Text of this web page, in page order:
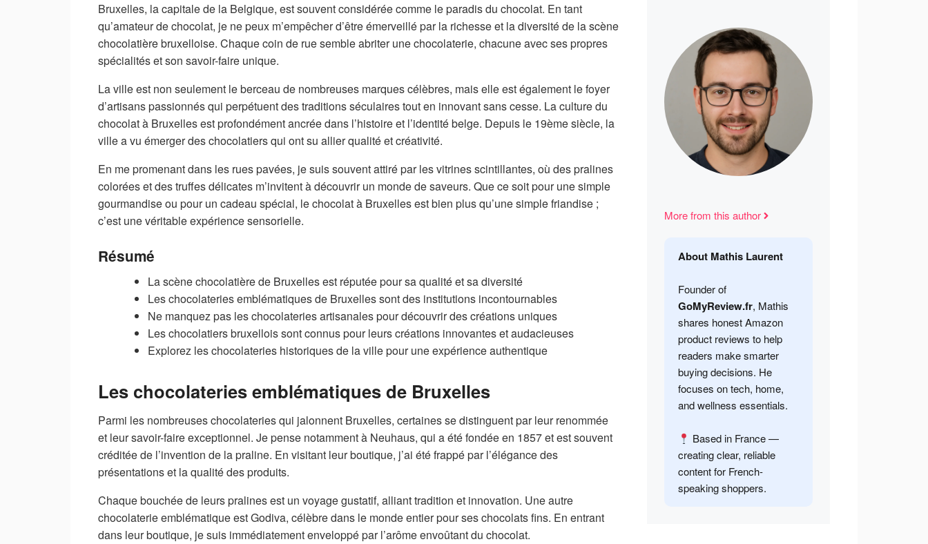
Bruxelles, la capitale de la Belgique, est souvent considérée comme le paradis du chocolat. En tant
qu’amateur de chocolat, je ne peux m’empêcher d’être émerveillé par la richesse et la diversité de la scène
chocolatière bruxelloise. Chaque coin de rue semble abriter une chocolaterie, chacune avec ses propres
spécialités et son savoir-faire unique.
La ville est non seulement le berceau de nombreuses marques célèbres, mais elle est également le foyer
d’artisans passionnés qui perpétuent des traditions séculaires tout en innovant sans cesse. La culture du
chocolat à Bruxelles est profondément ancrée dans l’histoire et l’identité belge. Depuis le 19ème siècle, la
ville a vu émerger des chocolatiers qui ont su allier qualité et créativité.
En me promenant dans les rues pavées, je suis souvent attiré par les vitrines scintillantes, où des pralines
colorées et des truffes délicates m’invitent à découvrir un monde de saveurs. Que ce soit pour une simple
gourmandise ou pour un cadeau spécial, le chocolat à Bruxelles est bien plus qu’une simple friandise ;
c’est une véritable expérience sensorielle.
Résumé
La scène chocolatière de Bruxelles est réputée pour sa qualité et sa diversité
Les chocolateries emblématiques de Bruxelles sont des institutions incontournables
Ne manquez pas les chocolateries artisanales pour découvrir des créations uniques
Les chocolatiers bruxellois sont connus pour leurs créations innovantes et audacieuses
Explorez les chocolateries historiques de la ville pour une expérience authentique
Les chocolateries emblématiques de Bruxelles
Parmi les nombreuses chocolateries qui jalonnent Bruxelles, certaines se distinguent par leur renommée
et leur savoir-faire exceptionnel. Je pense notamment à Neuhaus, qui a été fondée en 1857 et est souvent
créditée de l’invention de la praline. En visitant leur boutique, j’ai été frappé par l’élégance des
présentations et la qualité des produits.
Chaque bouchée de leurs pralines est un voyage gustatif, alliant tradition et innovation. Une autre
chocolaterie emblématique est Godiva, célèbre dans le monde entier pour ses chocolats fins. En entrant
dans leur boutique, je suis immédiatement enveloppé par l’arôme envoûtant du chocolat.
More from this author
About Mathis Laurent
Founder of
GoMyReview.fr, Mathis
shares honest Amazon
product reviews to help
readers make smarter
buying decisions. He
focuses on tech, home,
and wellness essentials.
Based in France —
creating clear, reliable
content for French-
speaking shoppers.